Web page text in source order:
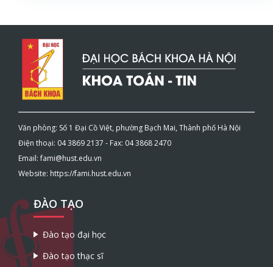
Văn phòng: Số 1 Đại Cồ Việt, phường Bạch Mai, Thành phố Hà Nội
Điện thoại: 04 3869 2137 - Fax: 04 3868 2470
Email: fami@hust.edu.vn
Website: https://fami.hust.edu.vn
ĐÀO TẠO
Đào tạo đại học
Đào tạo thạc sĩ